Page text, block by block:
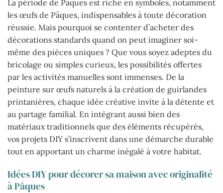
La période de Pâques est riche en symboles, notamment
les œufs de Pâques, indispensables à toute décoration
réussie. Mais pourquoi se contenter d’acheter des
décorations standards quand on peut imaginer soi-
même des pièces uniques ? Que vous soyez adeptes du
bricolage ou simples curieux, les possibilités offertes
par les activités manuelles sont immenses. De la
peinture sur œufs naturels à la création de guirlandes
printanières, chaque idée créative invite à la détente et
au partage familial. En intégrant aussi bien des
matériaux traditionnels que des éléments récupérés,
vos projets DIY s’inscrivent dans une démarche durable
tout en apportant un charme inégalé à votre habitat.
Idées DIY pour décorer sa maison avec originalité
à Pâques